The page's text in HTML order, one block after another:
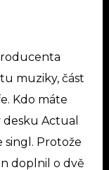
muziky, část
Kdo máte
Actual
singl. Protože
doplnil o dvě